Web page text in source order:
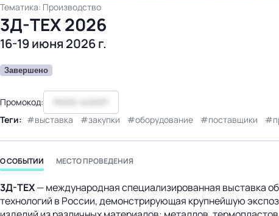
Тематика: Производство
3Д-ТЕХ 2026
16-19 июня 2026 г.
Завершено
Промокод:
Теги:
выставка закупки оборудование поставщики
О СОБЫТИИ МЕСТО ПРОВЕДЕНИЯ
3Д-ТЕХ— международная специализированная выставка
технологий в России, демонстрирующая крупнейшую